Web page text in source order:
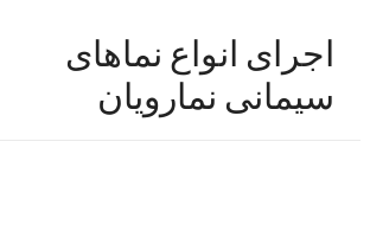
اجرای انواع نماهای
سیمانی نمارویان